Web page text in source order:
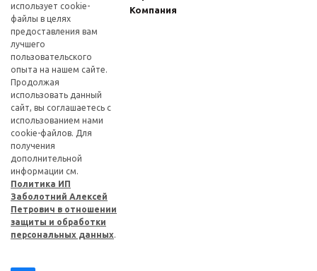
использует cookie-
файлы в целях
предоставления вам
лучшего
пользовательского
опыта на нашем сайте.
Продолжая
использовать данный
сайт, вы соглашаетесь с
использованием нами
cookie-файлов. Для
получения
дополнительной
информации см.
Политика ИП
Заболотний Алексей
Петрович в отношении
защиты и обработки
персональных данных.
Компания